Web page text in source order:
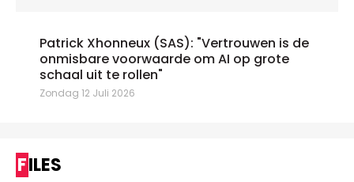
Patrick Xhonneux (SAS): "Vertrouwen is de
onmisbare voorwaarde om AI op grote
schaal uit te rollen"
Zondag 12 Juli 2026
FILES